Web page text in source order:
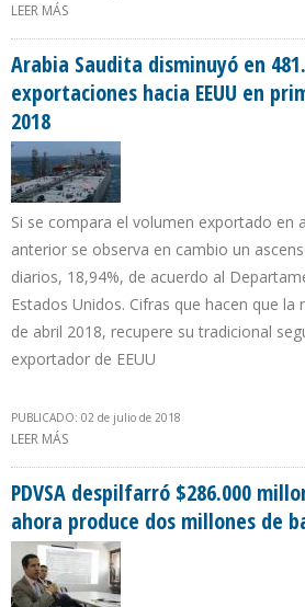
LEER MÁS
Arabia Saudita disminuyó en
exportaciones hacia EEUU en
2018
Si se compara el volumen exportado en
anterior se observa en cambio un
diarios, 18,94%, de acuerdo al
Estados Unidos. Cifras que hacen que la
de abril 2018, recupere su tradicional
exportador de EEUU
PUBLICADO: 02 de julio de 2018
LEER MÁS
PDVSA despilfarró $286.000
ahora produce dos millones de